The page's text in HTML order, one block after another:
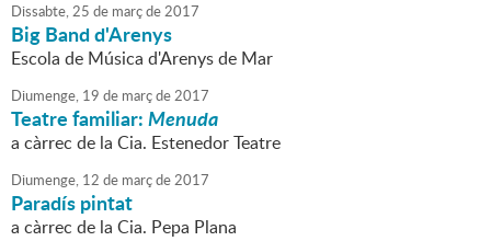
Dissabte,25 de marçde2017
Big Band d'Arenys
Escola de Música d'Arenys de Mar
Diumenge, 19 de marçde2017
Teatre familiar:Menuda
a càrrec de la Cia. Estenedor Teatre
Diumenge, 12 de marçde2017
Paradís pintat
a càrrec de la Cia. Pepa Plana